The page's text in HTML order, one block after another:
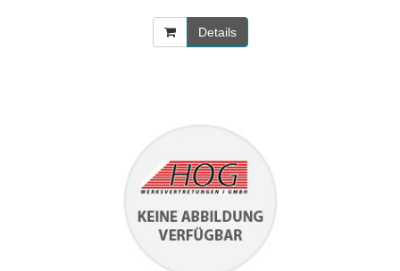
Details